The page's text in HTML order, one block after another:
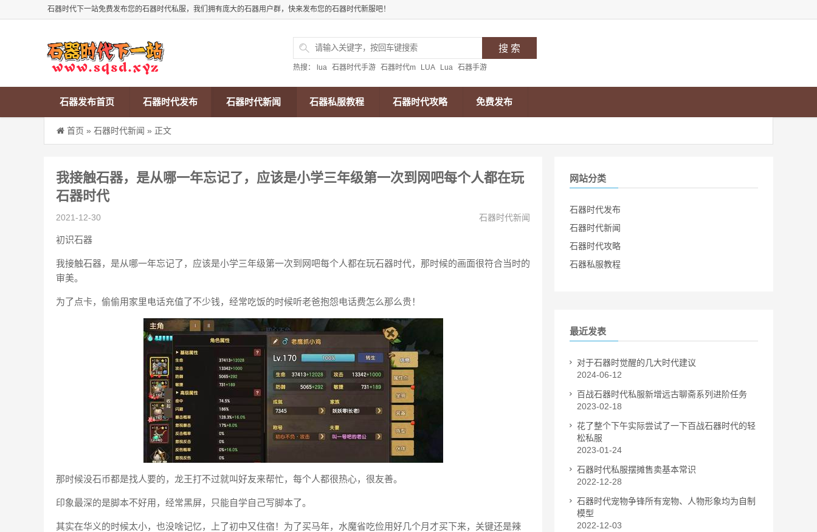
石器时代下一站免费发布您的石器时代私服，我们拥有庞大的石器用户群，快来发布您的石器时代新服吧！
热搜： lua 石器时代手游 石器时代m LUA Lua 石器手游
石器发布首页 石器时代发布 石器时代新闻 石器私服教程 石器时代攻略 免费发布
首页 » 石器时代新闻 » 正文
我接触石器，是从哪一年忘记了，应该是小学三年级第一次到网吧每个人都在玩
石器时代
2021-12-30 石器时代新闻
初识石器
我接触石器，是从哪一年忘记了，应该是小学三年级第一次到网吧每个人都在玩石器时代，那时候的画面很符合当时的
审美。
为了点卡，偷偷用家里电话充值了不少钱，经常吃饭的时候听老爸抱怨电话费怎么那么贵！
那时候没石币都是找人要的，龙王打不过就叫好友来帮忙，每个人都很热心，很友善。
印象最深的是脚本不好用，经常黑屏，只能自学自己写脚本了。
其实在华义的时候太小，也没啥记忆，上了初中又住宿！为了买马年，水魔省吃俭用好几个月才买下来，关键还是辣
网站分类
石器时代发布
石器时代新闻
石器时代攻略
石器私服教程
最近发表
对于石器时觉醒的几大时代建议
2024-06-12
百战石器时代私服新增远古聊斋系列进阶任务
2023-02-18
花了整个下午实际尝试了一下百战石器时代的轻
松私服
2023-01-24
石器时代私服摆摊售卖基本常识
2022-12-28
石器时代宠物争锋所有宠物、人物形象均为自制
模型
2022-12-03